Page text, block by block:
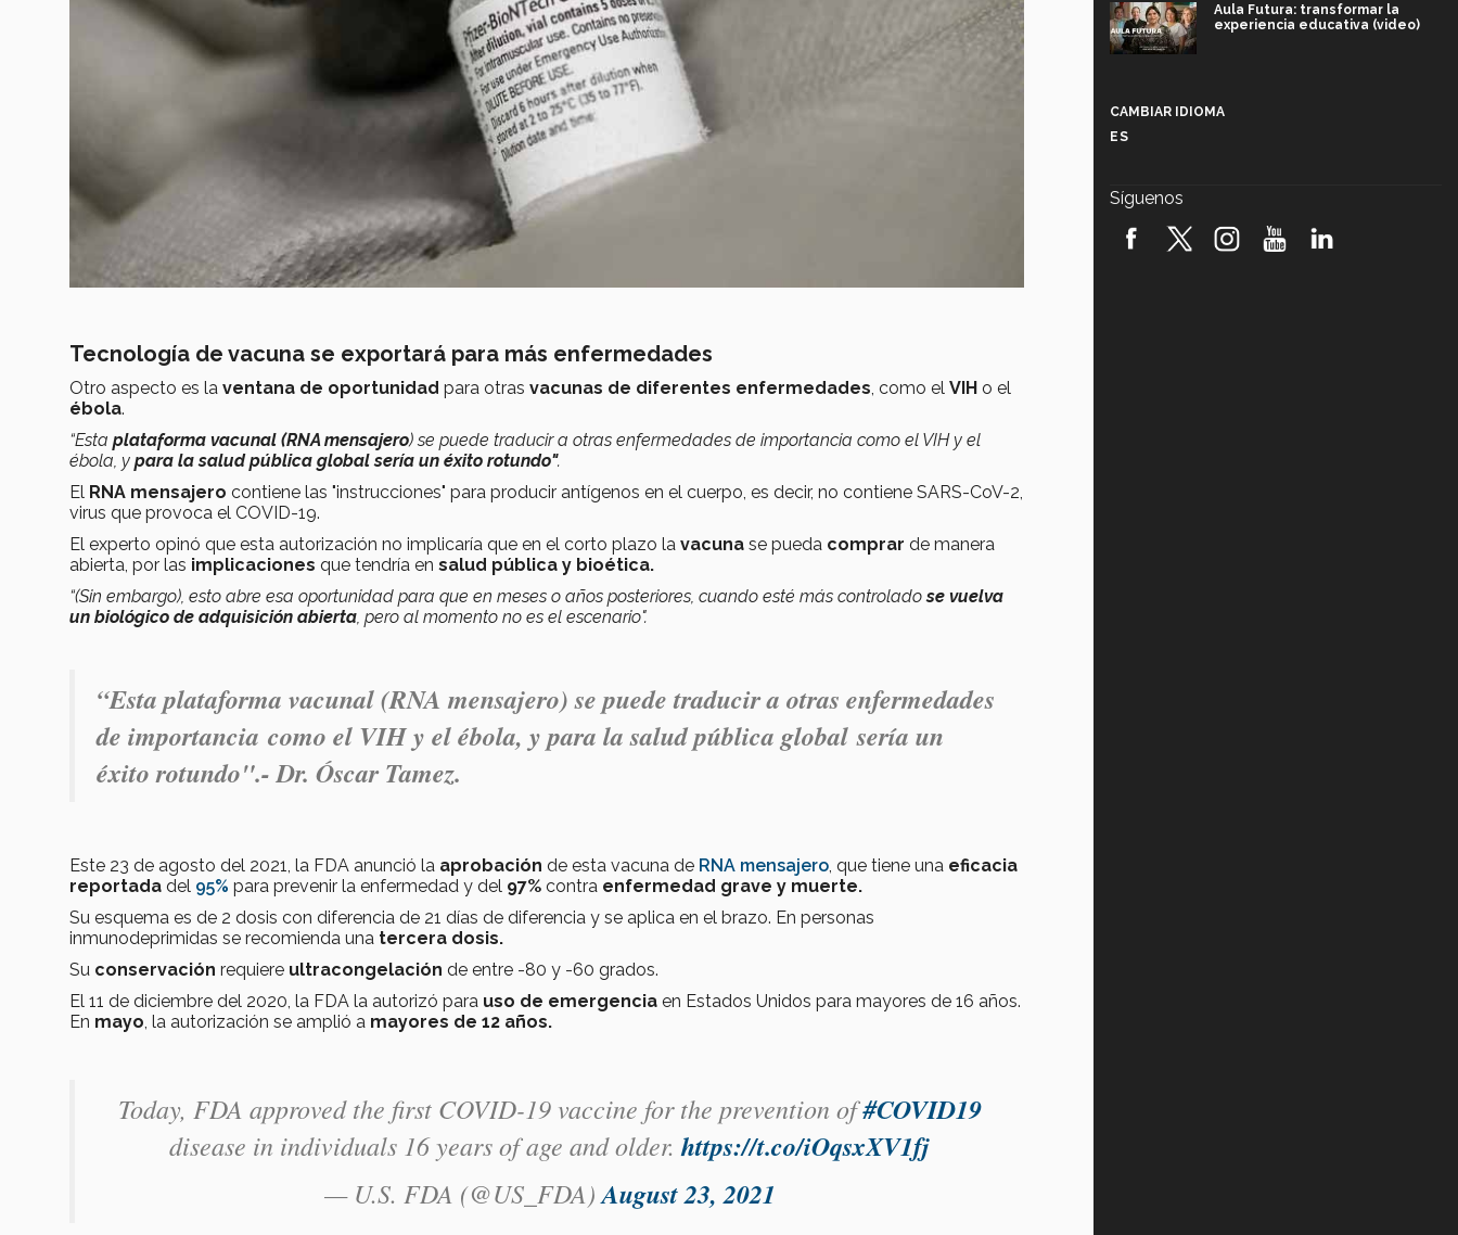
Tecnología de vacuna se exportará para más enfermedades
Otro aspecto es la ventana de oportunidad para otras vacunas de diferentes enfermedades , como el VIH o el
ébola.
“Esta plataforma vacunal (RNA mensajero) se puede traducir a otras enfermedades de importancia como el VIH y el
ébola, y para la salud pública global sería un éxito rotundo".
El RNA mensajero contiene las "instrucciones" para producir antígenos en el cuerpo, es decir, no contiene SARS-CoV-2,
virus que provoca el COVID-19.
El experto opinó que esta autorización no implicaría que en el corto plazo la vacuna se pueda comprar de manera
abierta, por las implicaciones que tendría en salud pública y bioética.
“(Sin embargo), esto abre esa oportunidad para que en meses o años posteriores, cuando esté más controladose vuelva
un biológico de adquisición abierta , pero al momento no es el escenario".
“Esta plataforma vacunal (RNA mensajero) se puede traducir a otras enfermedades
de importancia como el VIH y el ébola, y para la salud pública global sería un
éxito rotundo".- Dr. Óscar Tamez.
Este 23 de agosto del 2021, la FDA anunció la aprobación de esta vacuna de RNA mensajero , que tiene una eficacia
reportada del 95% para prevenir la enfermedad y del 97% contra enfermedad grave y muerte.
Su esquema es de 2 dosis con diferencia de 21 días de diferencia y se aplica en el brazo. En personas
inmunodeprimidas se recomienda una tercera dosis.
Su conservación requiere ultracongelación de entre -80 y -60 grados.
El 11 de diciembre del 2020, la FDA la autorizó para uso de emergencia en Estados Unidos para mayores de 16 años.
En mayo , la autorización se amplió a mayores de 12 años.
Today, FDA approved the first COVID-19 vaccine for the prevention of#COVID19
disease in individuals 16 years of age and older. https://t.co/iOqsxXV1fj
— U.S. FDA (@US_FDA)August 23, 2021
Aula Futura: transformar la
experiencia educativa (video)
robótica FIRST 2026! (video)
CAMBIAR IDIOMA
ES
Síguenos